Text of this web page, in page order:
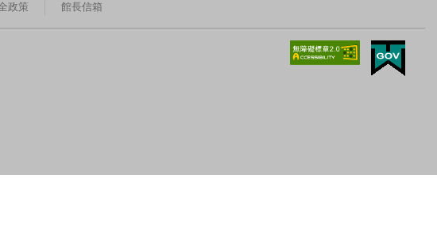
政策 館長信箱